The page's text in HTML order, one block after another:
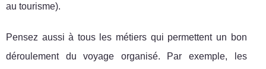
au tourisme).
Pensez aussi à tous les métiers qui permettent un bon
déroulement du voyage organisé. Par exemple, les